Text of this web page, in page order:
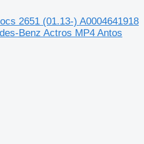
2651 (01.13-) A0004641918
Benz Actros MP4 Antos